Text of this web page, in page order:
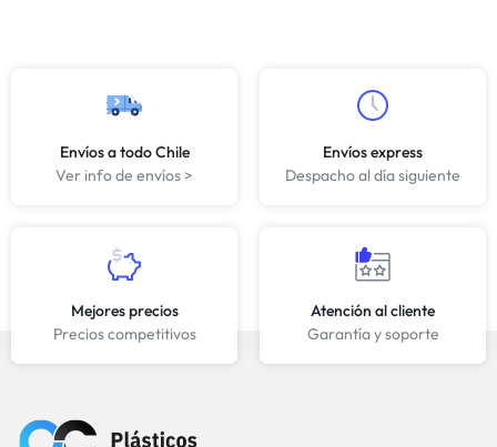
Envíos a todo Chile
Ver info de envíos >
Envíos express
Despacho al día siguiente
Mejores precios
Precios competitivos
Atención al cliente
Garantía y soporte